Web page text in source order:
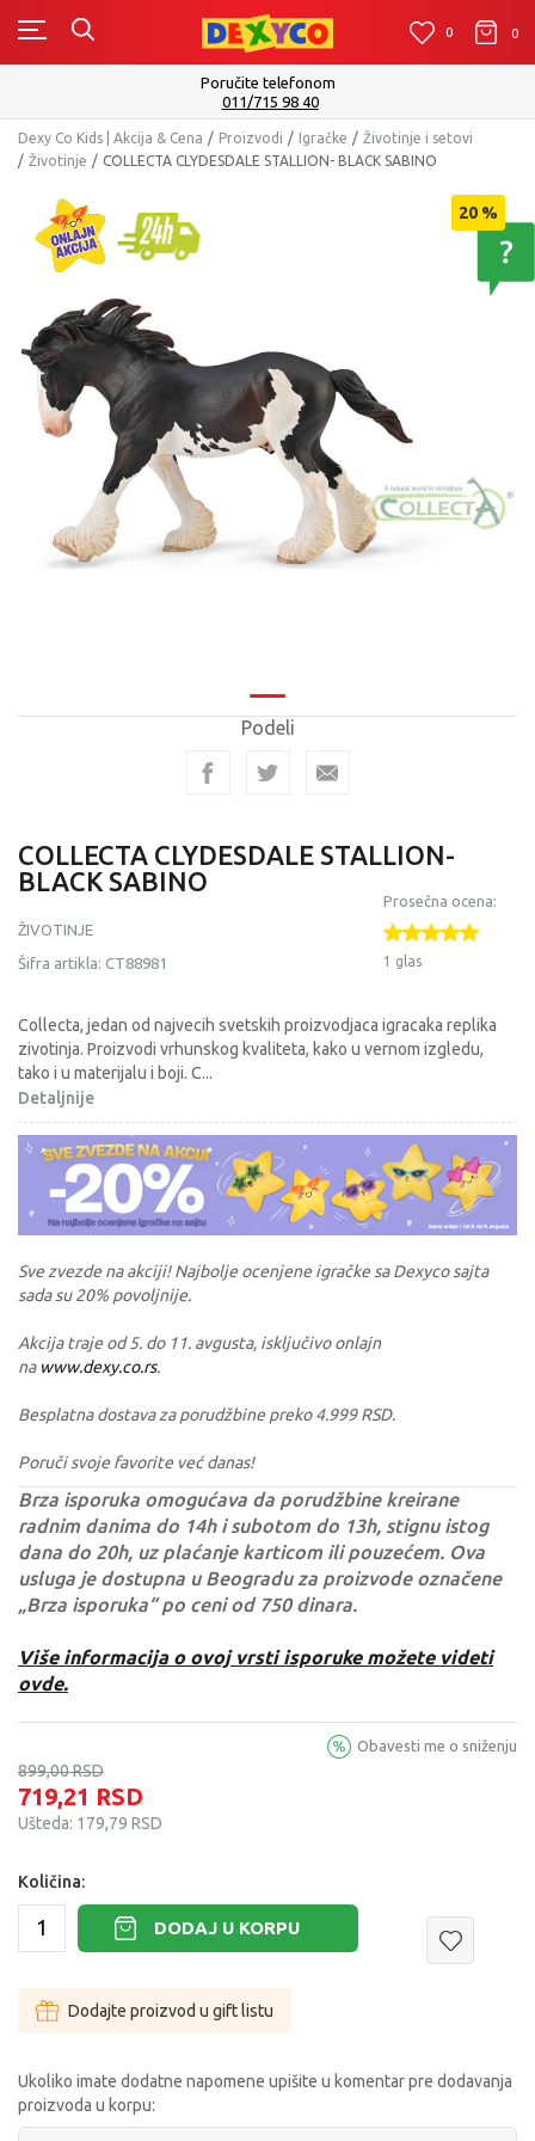
0 0 0
Poručite telefonom
011/715 98 40
Dexy Co Kids | Akcija & Cena Proizvodi Igračke
Životinje i setovi
Životinje
COLLECTA CLYDESDALE STALLION- BLACK SABINO
20 %
Podeli
COLLECTA CLYDESDALE STALLION-
BLACK SABINO
ŽIVOTINJE
Šifra artikla: CT88981
Prosečna ocena:
1 glas
Collecta, jedan od najvecih svetskih proizvodjaca igracaka replika
zivotinja. Proizvodi vrhunskog kvaliteta, kako u vernom izgledu,
tako i u materijalu i boji. C...
Detaljnije
Sve zvezde na akciji! Najbolje ocenjene igračke sa Dexyco sajta
sada su 20% povoljnije.
Akcija traje od 5. do 11. avgusta, isključivo onlajn
na www.dexy.co.rs.
Besplatna dostava za porudžbine preko 4.999 RSD.
Poruči svoje favorite već danas!
Brza isporuka omogućava da porudžbine kreirane
radnim danima do 14h i subotom do 13h, stignu istog
dana do 20h, uz plaćanje karticom ili pouzećem. Ova
usluga je dostupna u Beogradu za proizvode označene
„Brza isporuka“ po ceni od 750 dinara.
Više informacija o ovoj vrsti isporuke možete videti
ovde.
899,00RSD
719,21 RSD
Ušteda: 179,79 RSD
Obavesti me o sniženju
Količina:
DODAJ U KORPU
Dodajte proizvod u gift listu
Ukoliko imate dodatne napomene upišite u komentar pre dodavanja
proizvoda u korpu: